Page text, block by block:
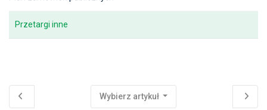
Przetargi inne
Wybierz artykuł